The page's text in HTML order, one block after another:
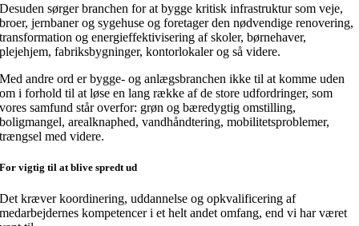
Desuden sørger branchen for at bygge kritisk infrastruktur som veje,
broer, jernbaner og sygehuse og foretager den nødvendige renovering,
transformation og energieffektivisering af skoler, børnehaver,
plejehjem, fabriksbygninger, kontorlokaler og så videre.
Med andre ord er bygge- og anlægsbranchen ikke til at komme uden
om i forhold til at løse en lang række af de store udfordringer, som
vores samfund står overfor: grøn og bæredygtig omstilling,
boligmangel, arealknaphed, vandhåndtering, mobilitetsproblemer,
trængsel med videre.
For vigtig til at blive spredt ud
Det kræver koordinering, uddannelse og opkvalificering af
medarbejdernes kompetencer i et helt andet omfang, end vi har været